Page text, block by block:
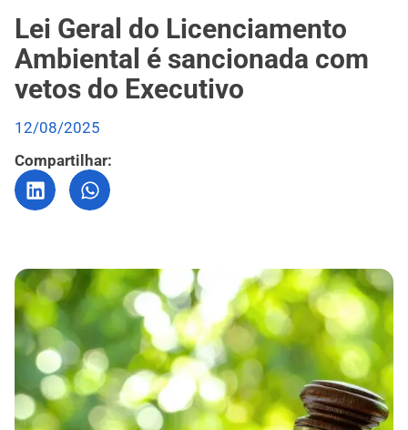
Lei Geral do Licenciamento
Ambiental é sancionada com
vetos do Executivo
12/08/2025
Compartilhar: